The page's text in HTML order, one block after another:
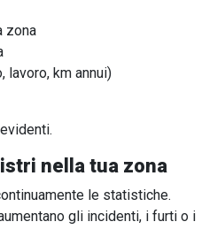
zona
lavoro, km annui)
nella tua zona
le statistiche.
gli incidenti, i furti o i